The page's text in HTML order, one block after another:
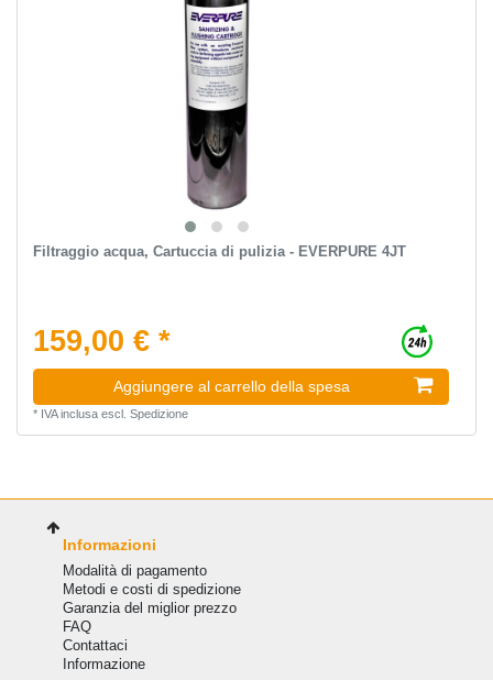
Filtraggio acqua, Cartuccia di pulizia - EVERPURE 4JT
159,00 € *
Aggiungere al carrello della spesa
* IVA inclusaescl. Spedizione
Informazioni
Modalità di pagamento
Metodi e costi di spedizione
Garanzia del miglior prezzo
FAQ
Сontattaci
Informazione